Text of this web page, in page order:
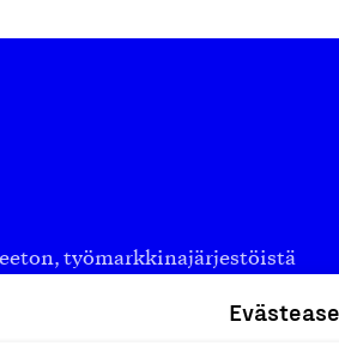
työmarkkinajärjestöistä
koko suomalaisen
kansainvälisiin